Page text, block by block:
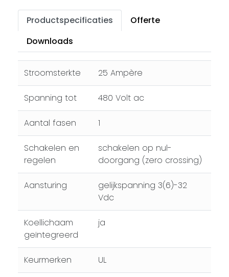
Productspecificaties
Offerte
Downloads
Stroomsterkte 25 Ampère
Spanning tot 480 Volt ac
Aantal fasen 1
Schakelen en
regelen
schakelen op nul-
doorgang (zero crossing)
Aansturing
gelijkspanning 3(6)-32
Vdc
Koellichaam
geïntegreerd
ja
Keurmerken UL